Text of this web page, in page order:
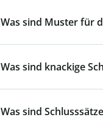
Was sind Muster für
Was sind knackige
Was sind